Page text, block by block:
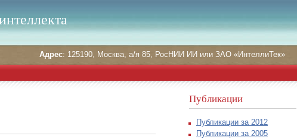
Адрес: 125190, Москва, а/я 85, РосНИИ ИИ или ЗАО «ИнтеллиТек»
Публикации
Публикации за 2012
Публикации за 2005